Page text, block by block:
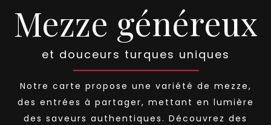
Mezze généreux
et douceurs turques uniques
Notre carte propose une variété de mezze,
des entrées à partager, mettant en lumière
des saveurs authentiques. Découvrez des